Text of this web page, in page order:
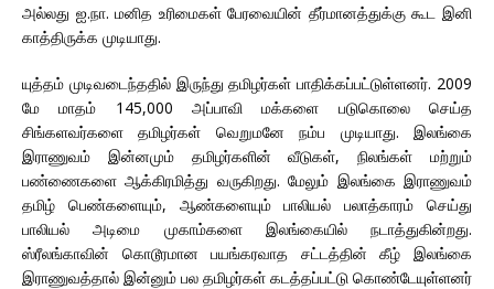
அல்லது ஐ.நா. மனித உரிமைகள் பேரவையின் தீர்மானத்துக்கு கூட இனி
காத்திருக்க முடியாது.
யுத்தம் முடிவடைந்ததில் இருந்து தமிழர்கள் பாதிக்கப்பட்டுள்ளனர். 2009
மே மாதம் 145,000 அப்பாவி மக்களை படுகொலை செய்த
சிங்களவர்களை தமிழர்கள் வெறுமனே நம்ப முடியாது. இலங்கை
இராணுவம் இன்னமும் தமிழர்களின் வீடுகள், நிலங்கள் மற்றும்
பண்ணைகளை ஆக்கிரமித்து வருகிறது. மேலும் இலங்கை இராணுவம்
தமிழ் பெண்களையும், ஆண்களையும் பாலியல் பலாத்காரம் செய்து
பாலியல் அடிமை முகாம்களை இலங்கையில் நடாத்துகின்றது.
ஸ்ரீலங்காவின் கொடூரமான பயங்கரவாத சட்டத்தின் கீழ் இலங்கை
இராணுவத்தால் இன்னும் பல தமிழர்கள் கடத்தப்பட்டு கொண்டேயுள்ளனர்